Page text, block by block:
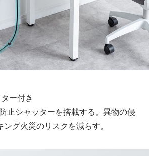
ー付き
止シャッターを搭載する。異物の侵
グ火災のリスクを減らす。